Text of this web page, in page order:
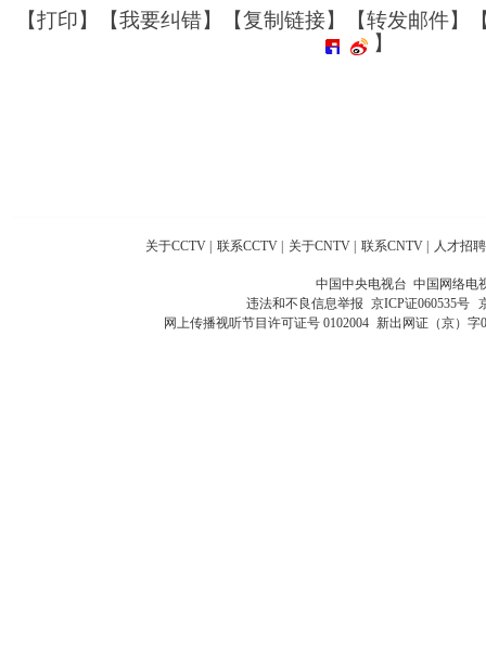
【打印】【我要纠错】【复制链接】【转发邮件】
】
关于CCTV | 联系CCTV | 关于CNTV | 联系CNTV | 人才招聘
中国中央电视台 中国网络电
违法和不良信息举报 京ICP证060535号
网上传播视听节目许可证号 0102004 新出网证（京）